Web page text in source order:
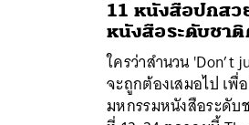
11 หนังสือปกส
หนังสือระดับชา
ใครว่าสำนวน 'Don’t
จะถูกต้องเสมอไป เพื่
มหกรรมหนังสือระดับ